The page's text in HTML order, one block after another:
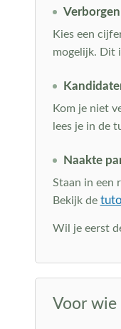
Kies een
mogelijk. Dit
Kom je niet
lees je in de
Naakte
Staan in een
Bekijk de
Wil je eerst
Voor wie